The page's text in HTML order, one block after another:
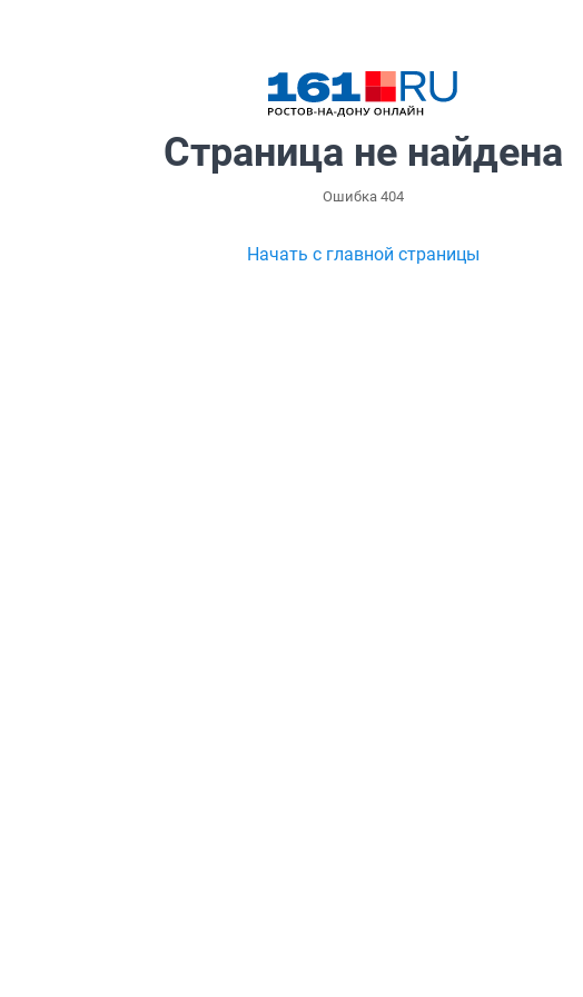
Страница не найдена
Ошибка 404
Начать с главной страницы